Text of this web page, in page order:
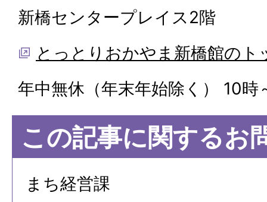
新橋センタープレイス2階
とっとりおかやま新橋館のト
年中無休（年末年始除く） 10時
この記事に関するお
まち経営課